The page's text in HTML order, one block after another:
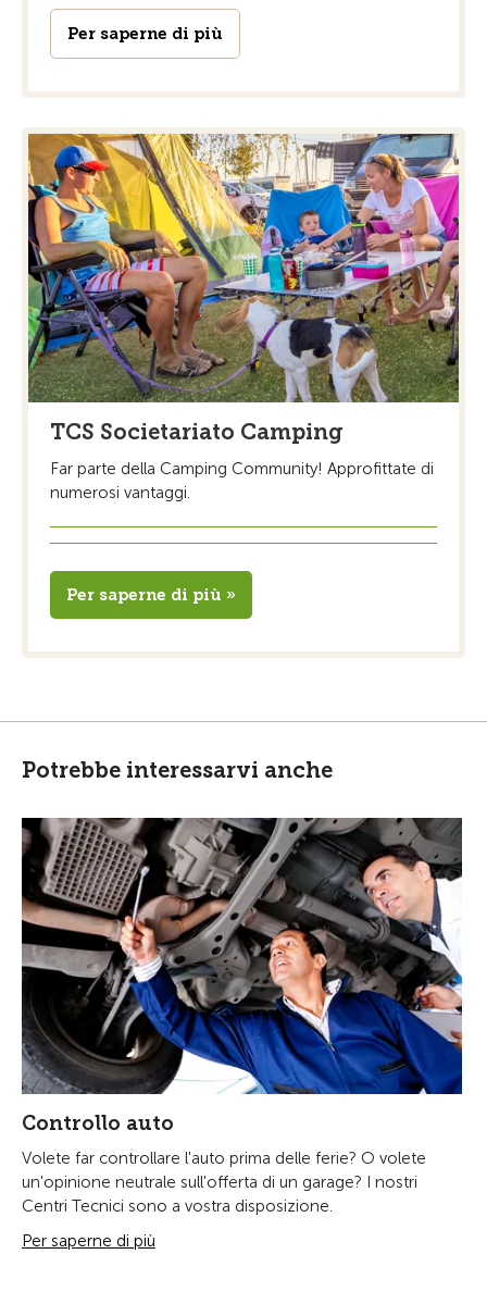
Per saperne di più
TCS Societariato Camping
Far parte della Camping Community! Approfittate di
numerosi vantaggi.
Per saperne di più »
Potrebbe interessarvi anche
Controllo auto
Volete far controllare l'auto prima delle ferie? O volete
un'opinione neutrale sull'offerta di un garage? I nostri
Centri Tecnici sono a vostra disposizione.
Per saperne di più